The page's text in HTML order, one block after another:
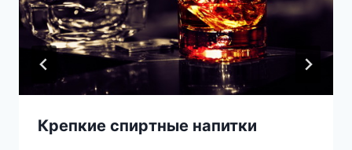
Крепкие спиртные напитки